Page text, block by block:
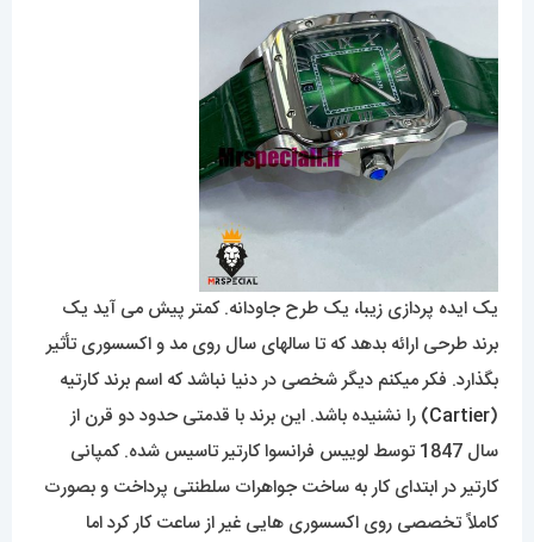
یک ایده پردازی زیبا، یک طرح جاودانه. کمتر پیش می آید یک
برند طرحی ارائه بدهد که تا سالهای سال روی مد و اکسسوری تأثیر
بگذارد. فکر میکنم دیگر شخصی در دنیا نباشد که اسم برند کارتیه
(
Cartier) را نشنیده باشد. این برند با قدمتی حدود دو قرن از
سال 1847 توسط لوییس فرانسوا کارتیر تاسیس شده. کمپانی
کارتیر در ابتدای کار به ساخت جواهرات سلطنتی پرداخت و بصورت
کاملاً تخصصی روی اکسسوری هایی غیر از ساعت کار کرد اما